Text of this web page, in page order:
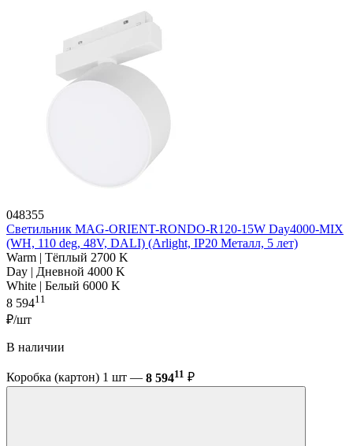
048355
Светильник MAG-ORIENT-RONDO-R120-15W Day4000-MIX
(WH, 110 deg, 48V, DALI) (Arlight, IP20 Металл, 5 лет)
Warm | Тёплый 2700 K
Day | Дневной 4000 K
White | Белый 6000 K
8 59411
₽/шт
В наличии
Коробка (картон) 1 шт — 8 59411 ₽